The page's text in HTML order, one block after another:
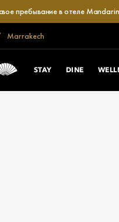
пребывание в отеле
Marrakech
STAY DINE